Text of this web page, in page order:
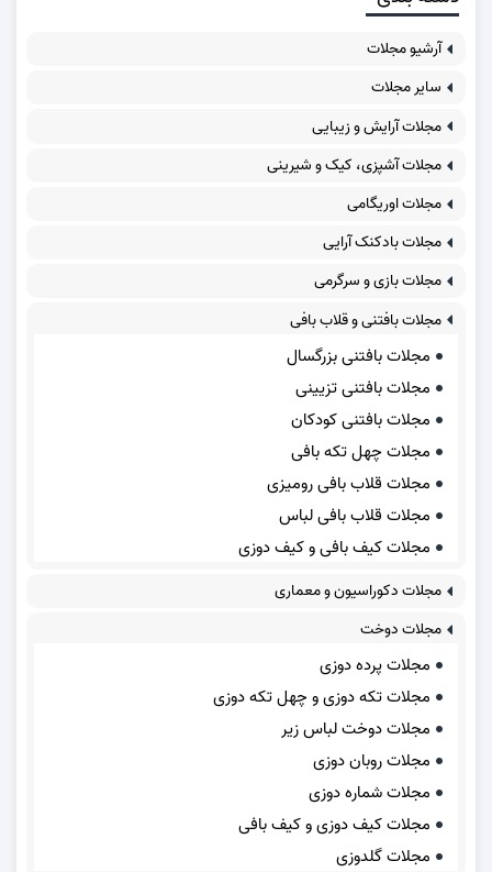
آرشیو مجلات
سایر مجلات
مجلات آرایش و زیبایی
مجلات آشپزی، کیک و شیرینی
مجلات اوریگامی
مجلات بادکنک آرایی
مجلات بازی و سرگرمی
مجلات بافتنی و قلاب بافی
مجلات بافتنی بزرگسال
مجلات بافتنی تزیینی
مجلات بافتنی کودکان
مجلات چهل تکه بافی
مجلات قلاب بافی رومیزی
مجلات قلاب بافی لباس
مجلات کیف بافی و کیف دوزی
مجلات دکوراسیون و معماری
مجلات دوخت
مجلات پرده دوزی
مجلات تکه دوزی و چهل تکه دوزی
مجلات دوخت لباس زیر
مجلات روبان دوزی
مجلات شماره دوزی
مجلات کیف دوزی و کیف بافی
مجلات گلدوزی